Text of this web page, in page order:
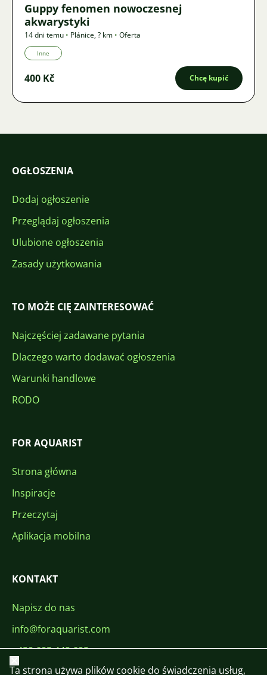
Guppy fenomen nowoczesnej
akwarystyki
14 dni temu • Plánice,? km • Oferta
Inne
400 Kč Chcę kupić
OGŁOSZENIA
Dodaj ogłoszenie
Przeglądaj ogłoszenia
Ulubione ogłoszenia
Zasady użytkowania
TO MOŻE CIĘ ZAINTERESOWAĆ
Najczęściej zadawane pytania
Dlaczego warto dodawać ogłoszenia
Warunki handlowe
RODO
FOR AQUARIST
Strona główna
Inspiracje
Przeczytaj
Aplikacja mobilna
KONTAKT
Napisz do nas
info@foraquarist.com
+420 603 449 602
Zamknij
Ta strona używa plików cookie do świadczenia usług,